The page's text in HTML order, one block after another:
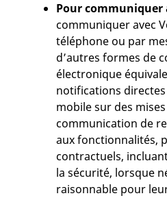
Pour communiquer
communiquer avec
téléphone ou par
d’autres formes de
électronique
notifications
mobile sur des
communication de
aux fonctionnalités,
contractuels,
la sécurité, lorsque
raisonnable pour